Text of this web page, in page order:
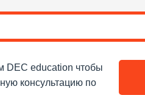
DEC education чтобы
консультацию по